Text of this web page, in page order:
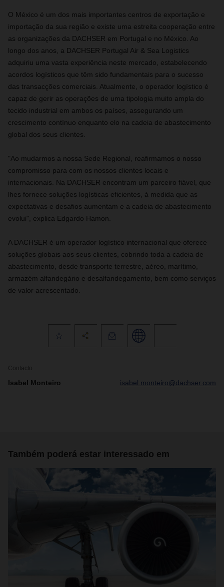
O México é um dos mais importantes centros de exportação e
importação da sua região e existe uma estreita cooperação entre
as organizações da DACHSER em Portugal e no México. Ao
longo dos anos, a DACHSER Portugal Air & Sea Logistics
adquiriu uma vasta experiência neste mercado, estabelecendo
acordos logísticos que têm sido fundamentais para o sucesso
das transacções comerciais. Atualmente, o operador logístico é
capaz de gerir as operações de uma tipologia muito ampla do
tecido industrial em ambos os países, assegurando um
crescimento contínuo enquanto elo na cadeia de abastecimento
global dos seus clientes.
"Ao mudarmos a nossa Sede Regional, reafirmamos o nosso
compromisso para com os nossos clientes locais e
internacionais. Na DACHSER encontram um parceiro fiável, que
lhes fornece soluções logísticas eficientes, à medida que as
expectativas e desafios aumentam e a cadeia de abastecimento
evolui", explica Edgardo Hamon.
A DACHSER é um operador logístico internacional que oferece
soluções globais aos seus clientes, cobrindo toda a cadeia de
abastecimento, desde transporte terrestre, aéreo, marítimo,
armazém alfandegário e desalfandegamento, bem como serviços
de valor acrescentado.
Contacto
Isabel Monteiro isabel.monteiro@dachser.com
Também poderá estar interessado em